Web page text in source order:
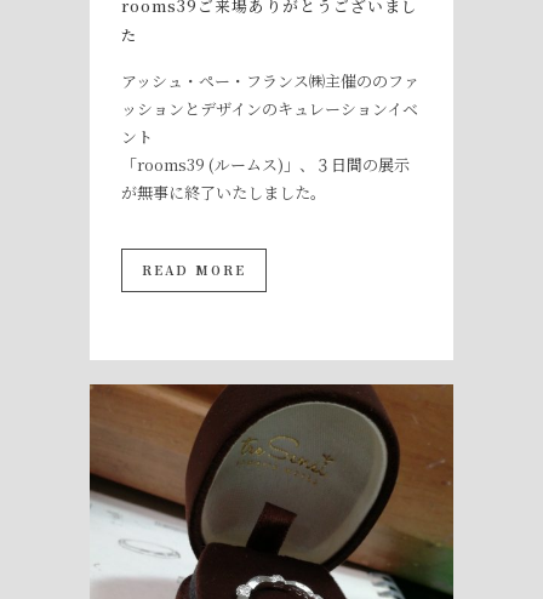
rooms39ご来場ありがとうございまし
た
アッシュ・ペー・フランス㈱主催ののファ
ッションとデザインのキュレーションイベ
ント
「rooms39 (ルームス)」、３日間の展示
が無事に終了いたしました。
READ MORE